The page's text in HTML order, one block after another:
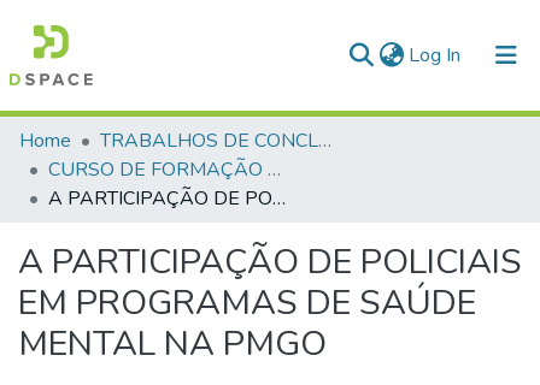
Log In (current)
Communities & Collections
All of DSpace
Home
TRABALHOS DE CONCLUSÃO DE CURSO - CFP (CURSO DE FORMAÇÃO DE PRAÇAS)
CURSO DE FORMAÇÃO DE PRAÇAS - CFP - 2024
A PARTICIPAÇÃO DE POLICIAIS EM PROGRAMAS DE SAÚDE MENTAL NA PMGO
A PARTICIPAÇÃO DE POLICIAIS
EM PROGRAMAS DE SAÚDE
MENTAL NA PMGO